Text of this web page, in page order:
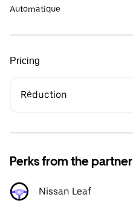
Automatique
Pricing
Réduction
Perks from the partner
Nissan Leaf